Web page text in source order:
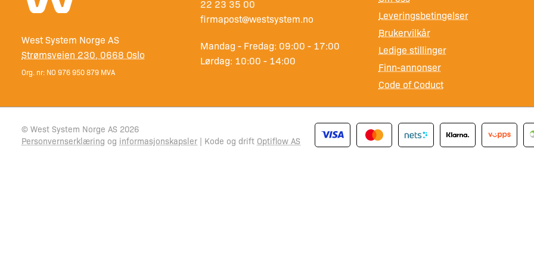
West System Norge AS
Strømsveien 230, 0668 Oslo
Org. nr: NO 976 950 879 MVA
22 23 35 00
firmapost@westsystem.no
Mandag - Fredag: 09:00 - 17:00
Lørdag: 10:00 - 14:00
Leveringsbetingelser
Brukervilkår
Ledige stillinger
Finn-annonser
Code of Coduct
© West System Norge AS 2026
Personvernserklæring og informasjonskapsler | Kode og drift Optiflow AS